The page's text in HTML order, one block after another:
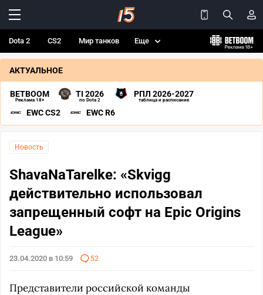
Dota 2 CS2 Мир танков Еще
АКТУАЛЬНОЕ
BETBOOM
Реклама 18+
TI 2026
по Dota 2
РПЛ 2026-2027
таблица и расписание
EWC CS2 EWC R6
Новость
ShavaNaTarelke: «Skvigg
действительно использовал
запрещенный софт на Epic Origins
League»
23.04.2020 в 10:59 52
Представители российской команды